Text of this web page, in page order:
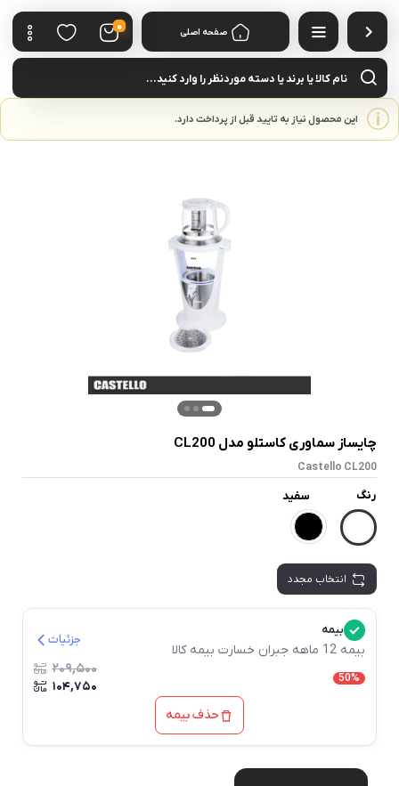
صفحه اصلی 0
این محصول نیاز به تایید قبل از پرداخت دارد.
چایساز سماوری کاستلو مدل CL200
Castello CL200
رنگ سفید
انتخاب مجدد
بیمه
بیمه 12 ماهه جبران خسارت بیمه کالا
جزئیات
حذف بیمه
50%
۲۰۹,۵۰۰
۱۰۴,۷۵۰